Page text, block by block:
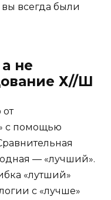
вы всегда были
не
Х//Ш
с помощью
— «лучший».
«лутший»
с «лучше»